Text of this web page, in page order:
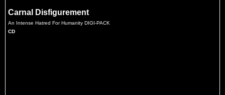
Carnal Disfigurement
An Intense Hatred For Humanity DIGI-PACK
CD